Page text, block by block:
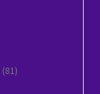
8181